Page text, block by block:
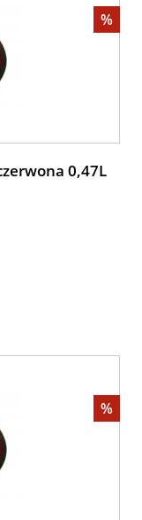
%
0,47L
%